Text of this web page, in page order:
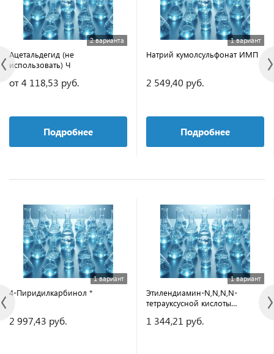
2 варианта
Ацетальдегид (не
использовать) Ч
от 4 118,53 руб.
Подробнее
1 вариант
Натрий кумолсульфонат ИМП
2 549,40 руб.
Подробнее
1 вариант
4-Пиридилкарбинол *
2 997,43 руб.
1 вариант
Этилендиамин-N,N,N,N-
тетрауксусной кислоты
1 344,21 руб.